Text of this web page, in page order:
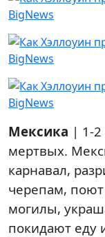
Мексика | 1-
мертвых.
карнавал,
черепам,
могилы,
покидают еду